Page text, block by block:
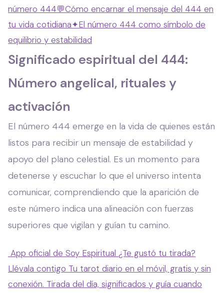
número 444💬Cómo encarnar el mensaje del 444 en
tu vida cotidiana✦El número 444 como símbolo de
equilibrio y estabilidad
Significado espiritual del 444:
Número angelical, rituales y
activación
El número 444 emerge en la vida de quienes están
listos para recibir un mensaje de estabilidad y
apoyo del plano celestial. Es un momento para
detenerse y escuchar lo que el universo intenta
comunicar, comprendiendo que la aparición de
este número indica una alineación con fuerzas
superiores que vigilan y guían tu camino.
App oficial de Soy Espiritual ¿Te gustó tu tirada?
Llévala contigo Tu tarot diario en el móvil, gratis y sin
conexión. Tirada del día, significados y guía cuando